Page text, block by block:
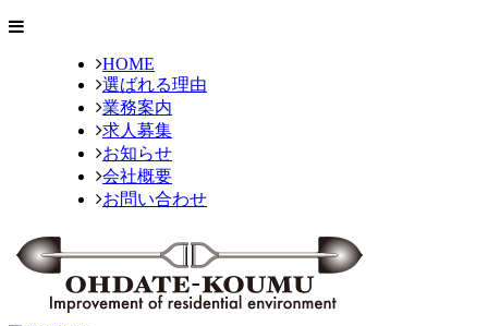
HOME
選ばれる理由
業務案内
求人募集
お知らせ
会社概要
お問い合わせ